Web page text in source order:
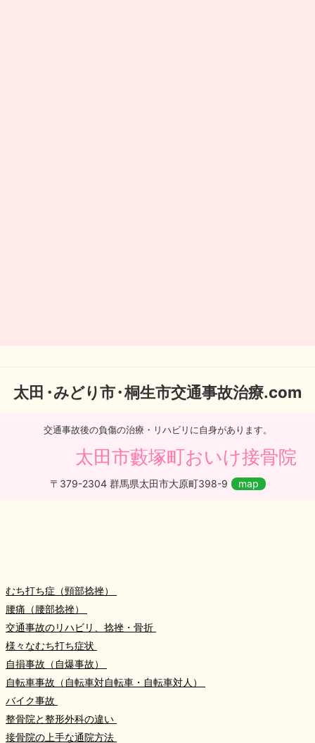
太田・みどり市・桐生市交通事故治療.com
交通事故後の負傷の治療・リハビリに自身があります。
太田市藪塚町おいけ接骨院
〒379-2304 群馬県太田市大原町398-9 map
むち打ち症（頸部捻挫）
腰痛（腰部捻挫）
交通事故のリハビリ、捻挫・骨折
様々なむち打ち症状
自損事故（自爆事故）
自転車事故（自転車対自転車・自転車対人）
バイク事故
整骨院と整形外科の違い
接骨院の上手な通院方法